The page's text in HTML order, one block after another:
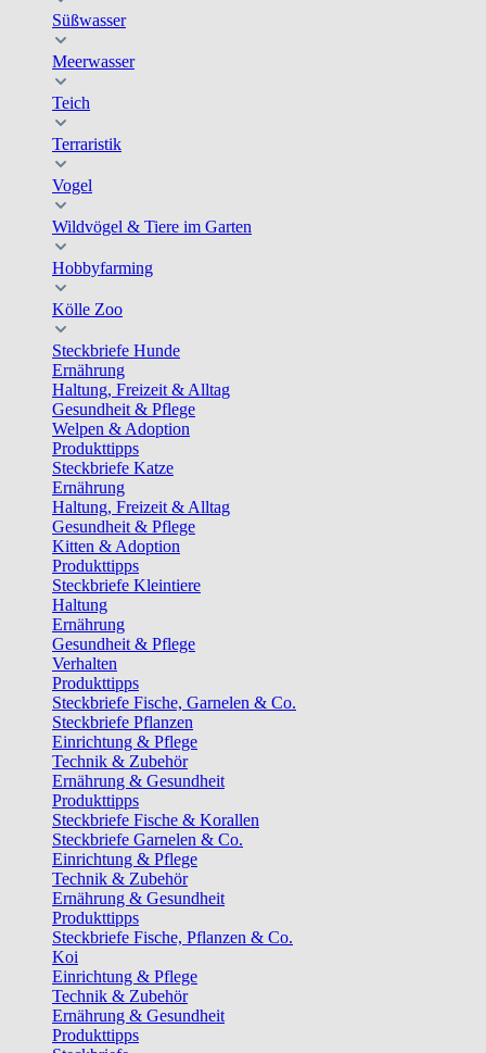
Süßwasser
Meerwasser
Teich
Terraristik
Vogel
Wildvögel & Tiere im Garten
Hobbyfarming
Kölle Zoo
Steckbriefe Hunde
Ernährung
Haltung, Freizeit & Alltag
Gesundheit & Pflege
Welpen & Adoption
Produkttipps
Steckbriefe Katze
Ernährung
Haltung, Freizeit & Alltag
Gesundheit & Pflege
Kitten & Adoption
Produkttipps
Steckbriefe Kleintiere
Haltung
Ernährung
Gesundheit & Pflege
Verhalten
Produkttipps
Steckbriefe Fische, Garnelen & Co.
Steckbriefe Pflanzen
Einrichtung & Pflege
Technik & Zubehör
Ernährung & Gesundheit
Produkttipps
Steckbriefe Fische & Korallen
Steckbriefe Garnelen & Co.
Einrichtung & Pflege
Technik & Zubehör
Ernährung & Gesundheit
Produkttipps
Steckbriefe Fische, Pflanzen & Co.
Koi
Einrichtung & Pflege
Technik & Zubehör
Ernährung & Gesundheit
Produkttipps